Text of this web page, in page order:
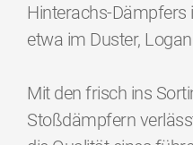
Hinterachs-Dämpfers
etwa im Duster,
Mit den frisch ins
Stoßdämpfern